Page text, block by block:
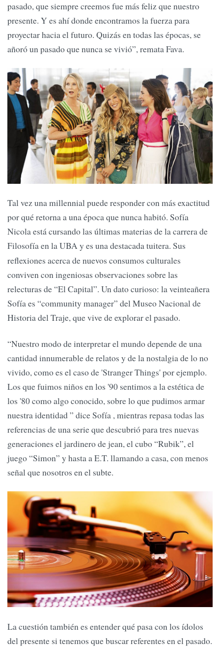
pasado, que siempre creemos fue más feliz que nuestro
presente. Y es ahí donde encontramos la fuerza para
proyectar hacia el futuro. Quizás en todas las épocas, se
añoró un pasado que nunca se vivió”, remata Fava.
Tal vez una millennial puede responder con más exactitud
por qué retorna a una época que nunca habitó. Sofía
Nicola está cursando las últimas materias de la carrera de
Filosofía en la UBA y es una destacada tuitera. Sus
reflexiones acerca de nuevos consumos culturales
conviven con ingeniosas observaciones sobre las
relecturas de “El Capital”. Un dato curioso: la veinteañera
Sofía es “community manager” del Museo Nacional de
Historia del Traje, que vive de explorar el pasado.
“Nuestro modo de interpretar el mundo depende de una
cantidad innumerable de relatos y de la nostalgia de lo no
vivido, como es el caso de 'Stranger Things' por ejemplo.
Los que fuimos niños en los '90 sentimos a la estética de
los '80 como algo conocido, sobre lo que pudimos armar
nuestra identidad ” dice Sofía , mientras repasa todas las
referencias de una serie que descubrió para tres nuevas
generaciones el jardinero de jean, el cubo “Rubik”, el
juego “Simon” y hasta a E.T. llamando a casa, con menos
señal que nosotros en el subte.
La cuestión también es entender qué pasa con los ídolos
del presente si tenemos que buscar referentes en el pasado.